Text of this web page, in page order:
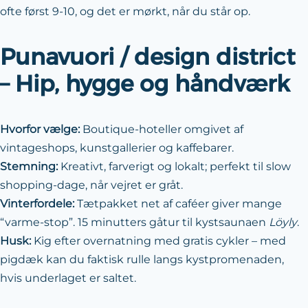
ofte først 9-10, og det er mørkt, når du står op.
Punavuori / design district
– Hip, hygge og håndværk
Hvorfor vælge:Boutique-hoteller omgivet af
vintageshops, kunstgallerier og kaffebarer.
Stemning:Kreativt, farverigt og lokalt; perfekt til slow
shopping-dage, når vejret er gråt.
Vinterfordele:Tætpakket net af caféer giver mange
“varme-stop”. 15 minutters gåtur til kystsaunaen Löyly.
Husk:Kig efter overnatning med gratis cykler – med
pigdæk kan du faktisk rulle langs kystpromenaden,
hvis underlaget er saltet.